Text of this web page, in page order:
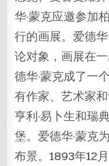
华·蒙克应邀参加
行的画展。爱德
论对象，画展在
德华·蒙克成了一
有作家、艺术家
亨利·易卜生和瑞
堡。爱德华·蒙克
布景。1893年12